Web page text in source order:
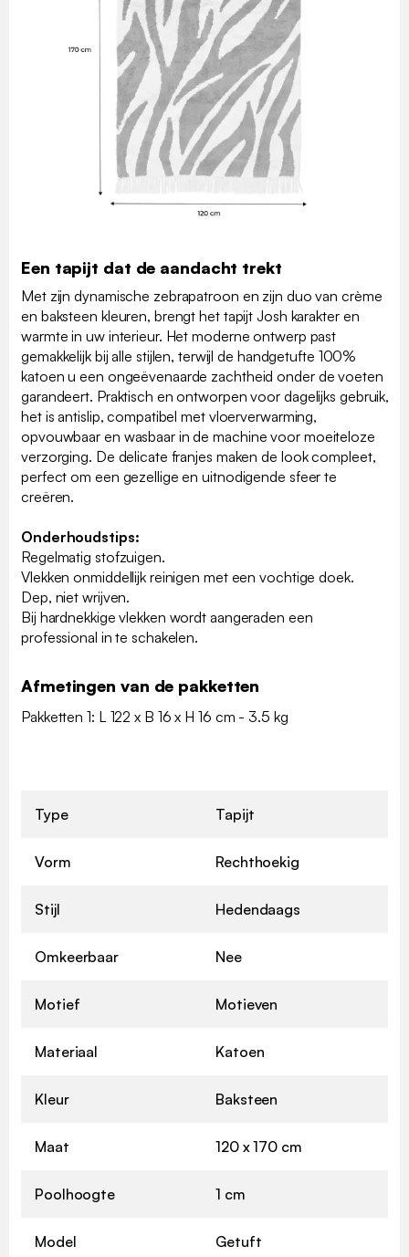
Een tapijt dat de aandacht trekt
Met zijn dynamische zebrapatroon en zijn duo van crème
en baksteen kleuren, brengt het tapijt Josh karakter en
warmte in uw interieur. Het moderne ontwerp past
gemakkelijk bij alle stijlen, terwijl de handgetufte 100%
katoen u een ongeëvenaarde zachtheid onder de voeten
garandeert. Praktisch en ontworpen voor dagelijks gebruik,
het is antislip, compatibel met vloerverwarming,
opvouwbaar en wasbaar in de machine voor moeiteloze
verzorging. De delicate franjes maken de look compleet,
perfect om een gezellige en uitnodigende sfeer te
creëren.
Onderhoudstips:
Regelmatig stofzuigen.
Vlekken onmiddellijk reinigen met een vochtige doek.
Dep, niet wrijven.
Bij hardnekkige vlekken wordt aangeraden een
professional in te schakelen.
Afmetingen van de pakketten
Pakketten 1: L 122 x B 16 x H 16 cm - 3.5 kg
Type Tapijt
Vorm Rechthoekig
Stijl Hedendaags
Omkeerbaar Nee
Motief Motieven
Materiaal Katoen
Kleur Baksteen
Maat 120 x 170 cm
Poolhoogte 1 cm
Model Getuft